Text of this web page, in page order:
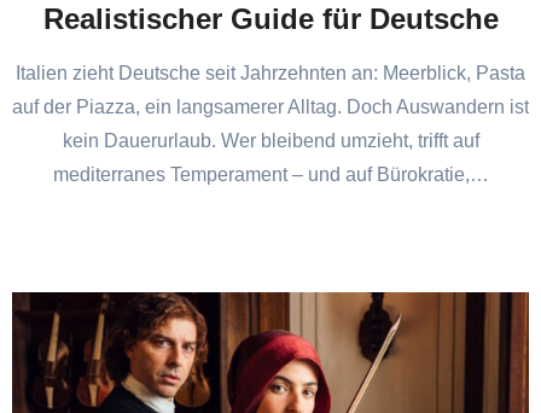
Realistischer Guide für Deutsche
Italien zieht Deutsche seit Jahrzehnten an: Meerblick, Pasta
auf der Piazza, ein langsamerer Alltag. Doch Auswandern ist
kein Dauerurlaub. Wer bleibend umzieht, trifft auf
mediterranes Temperament – und auf Bürokratie,…